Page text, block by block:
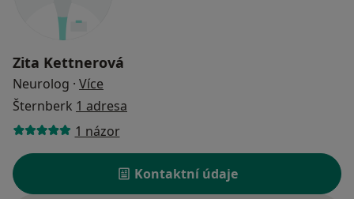
Zita Kettnerová
Neurolog · Více
Šternberk 1 adresa
1 názor
Kontaktní údaje